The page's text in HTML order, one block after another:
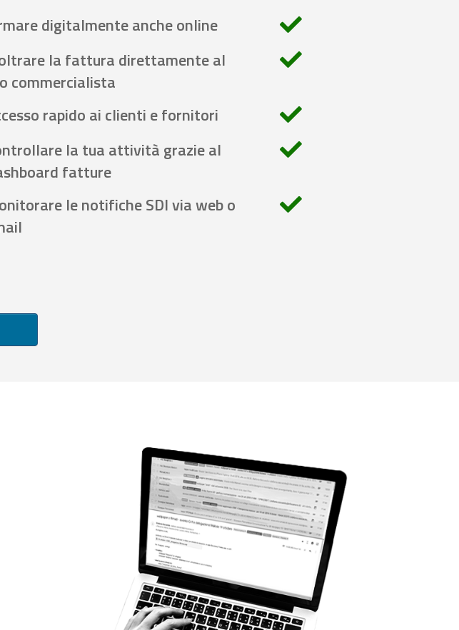
digitalmente anche online
la fattura direttamente al
commercialista
rapido ai clienti e fornitori
la tua attività grazie al
fatture
le notifiche SDI via web o